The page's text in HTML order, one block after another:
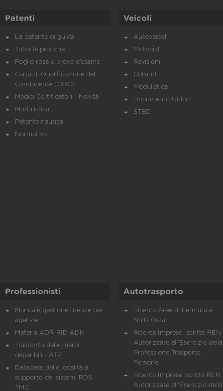
Patenti
La patente di guida
Tutte le pratiche
Foglio rosa e prove d’esame
Carta di Qualificazione del
Conducente (CQC)
Medici Certificatori - Novità
Modulistica
Patente nautica
Normativa
Veicoli
Autoveicoli
Motocicli
Revisioni
Collaudi
Modulistica
Documento Unico
STED
Professionisti
Manuale gestione utenze per
agenzie
Materia ADR-RID-ADN
Trasporto delle merci
deperibili - ATP
Database delle località a
supporto dei sistemi RDS
TMC
Autotrasporto
Ricerca Aree di Fermata e
Nulla Osta
Ricerca Imprese Iscritte REN
Autorizzate all'Esercizio della
Professione Trasporto
Persone
Ricerca Imprese iscritte REN
Autorizzate all'Esercizio della